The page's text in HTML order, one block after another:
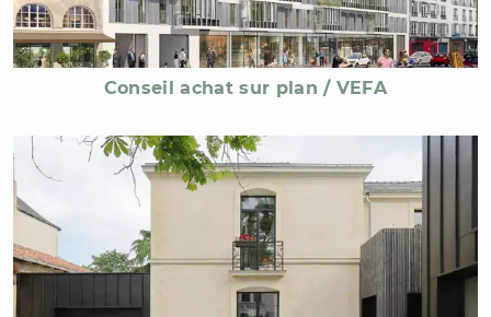
Conseil achat sur plan / VEFA